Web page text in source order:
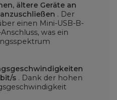
ältere Geräte an
. Der
einen Mini-USB-B-
was ein
s . Dank der hohen